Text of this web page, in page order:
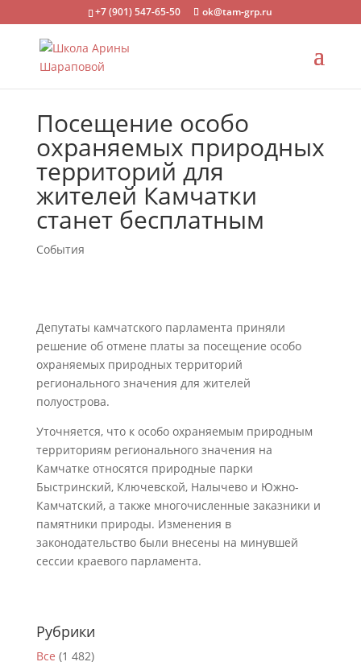
+7 (901) 547-65-50 ok@tam-grp.ru
Посещение особо
охраняемых природных
территорий для
жителей Камчатки
станет бесплатным
События
Депутаты камчатского парламента приняли
решение об отмене платы за посещение особо
охраняемых природных территорий
регионального значения для жителей
полуострова.
Уточняется, что к особо охраняемым природным
территориям регионального значения на
Камчатке относятся природные парки
Быстринский, Ключевской, Налычево и Южно-
Камчатский, а также многочисленные заказники и
памятники природы. Изменения в
законодательство были внесены на минувшей
сессии краевого парламента.
Рубрики
Все (1 482)